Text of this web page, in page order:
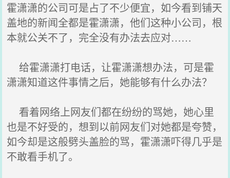
霍潇潇的公司可是占了不少便宜，如今看到铺天
盖地的新闻全都是霍潇潇，他们这种小公司，根
本就公关不了，完全没有办法去应对……
给霍潇潇打电话，让霍潇潇想办法，可是霍
潇潇知道这件事情之后，她能够有什么办法？
看着网络上网友们都在纷纷的骂她，她心里
也是不好受的，想到以前网友们对她都是夸赞，
如今却是这般劈头盖脸的骂，霍潇潇吓得几乎是
不敢看手机了。